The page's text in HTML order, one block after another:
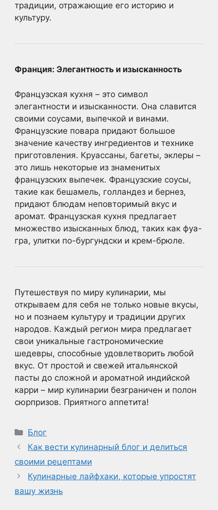
традиции, отражающие его историю и
культуру.
Франция: Элегантность и изысканность
Французская кухня – это символ
элегантности и изысканности. Она славится
своими соусами, выпечкой и винами.
Французские повара придают большое
значение качеству ингредиентов и технике
приготовления. Круассаны, багеты, эклеры –
это лишь некоторые из знаменитых
французских выпечек. Французские соусы,
такие как бешамель, голландез и бернез,
придают блюдам неповторимый вкус и
аромат. Французская кухня предлагает
множество изысканных блюд, таких как фуа-
гра, улитки по-бургундски и крем-брюле.
Путешествуя по миру кулинарии, мы
открываем для себя не только новые вкусы,
но и познаем культуру и традиции других
народов. Каждый регион мира предлагает
свои уникальные гастрономические
шедевры, способные удовлетворить любой
вкус. От простой и свежей итальянской
пасты до сложной и ароматной индийской
карри – мир кулинарии безграничен и полон
сюрпризов. Приятного аппетита!
Рубрики
Блог
Как вести кулинарный блог и делиться
своими рецептами
Кулинарные лайфхаки, которые упростят
вашу жизнь